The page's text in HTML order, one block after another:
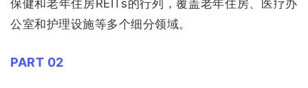
保健和老年住房REITs的行列，覆盖老年住房、医疗办
公室和护理设施等多个细分领域。
PART 02